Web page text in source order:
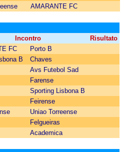
AMARANTE FC
Incontro
Risultato
FC
Porto B
B
Chaves
Avs Futebol Sad
Farense
Sporting Lisbona B
Feirense
Uniao Torreense
Felgueiras
Academica